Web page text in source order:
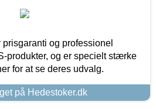
og professionel
produkter, og er specielt stærke
for at se deres udvalg.
på Hedestoker.dk